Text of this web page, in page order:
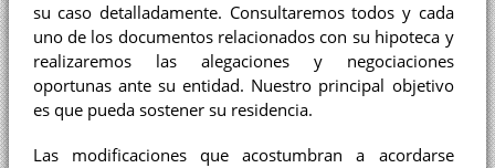
su caso detalladamente. Consultaremos todos y cada
uno de los documentos relacionados con su hipoteca y
realizaremos las alegaciones y negociaciones
oportunas ante su entidad. Nuestro principal objetivo
es que pueda sostener su residencia.
Las modificaciones que acostumbran a acordarse